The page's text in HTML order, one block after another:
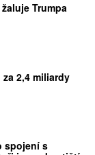
Trumpa
2,4 miliardy
spojení s